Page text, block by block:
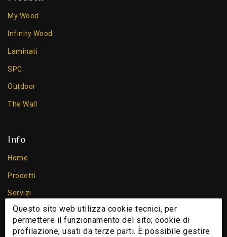
My Wood
Infinity Wood
Laminati
SPC
Outdoor
The Wall
Info
Home
Prodotti
Servizi
Chi Siamo
Contatti
Questo sito web utilizza cookie tecnici, per
permettere il funzionamento del sito; cookie di
profilazione, usati da terze parti. È possibile gestire